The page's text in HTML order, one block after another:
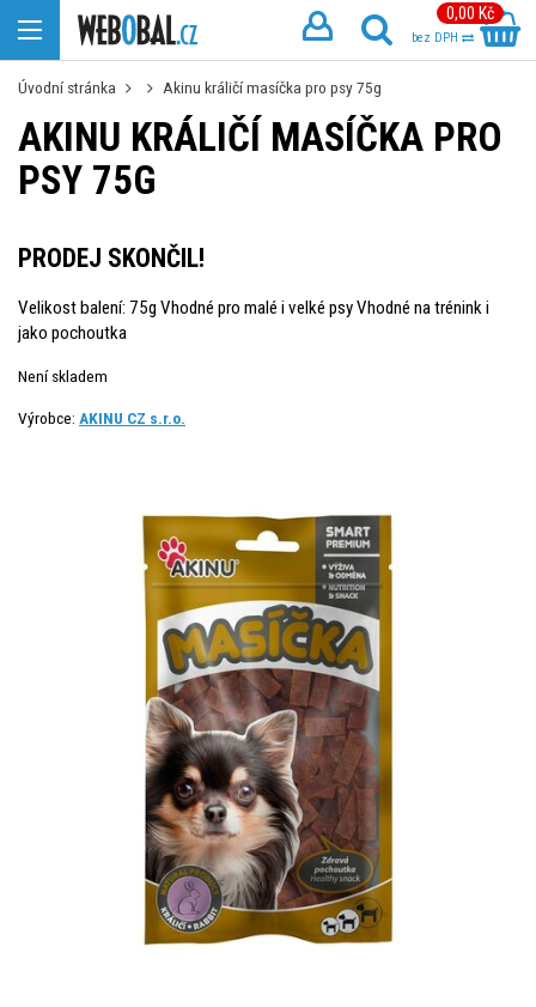
0,00 Kč
bez DPH
Úvodní stránka Akinu králičí masíčka pro psy 75g
AKINU KRÁLIČÍ MASÍČKA PRO
PSY 75G
PRODEJ SKONČIL!
Velikost balení: 75g Vhodné pro malé i velké psy Vhodné na trénink i
jako pochoutka
Není skladem
Výrobce: AKINU CZ s.r.o.